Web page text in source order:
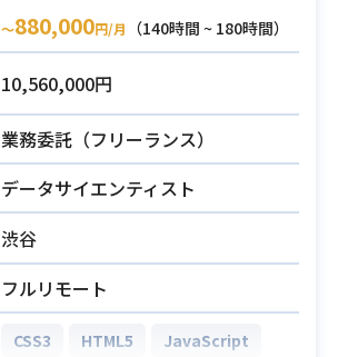
用（客数予測や自動発注など）して
いくことも必要になりますが、その
人材も不足。
・Salesforceとtableau(BI)の画面開
発にあたって、業務部門からの要望
をとりまとめて、SIerの開発に反映
できる方。
・Salesforceとtableau(BI)で開発し
た画面を業務部門と動作確認をし
て、SIerからスキルトランスファー
を受けて改善点があればメンテナン
スしていける方。
〜880,000円/月
（140時間 ~ 180時間）
10,560,000円
業務委託（フリーランス）
データサイエンティスト
渋谷
フルリモート
CSS3 HTML5
JavaScript